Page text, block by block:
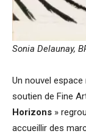
Sonia Delaunay,
Un nouvel
soutien de Fine
Horizons »
accueillir des